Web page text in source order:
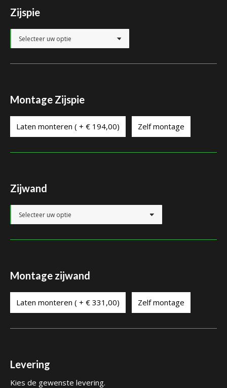
Zijspie
Montage Zijspie
Laten monteren ( + € 194,00) Zelf montage
Zijwand
Montage zijwand
Laten monteren ( + € 331,00) Zelf montage
Levering
Kies de gewenste levering.